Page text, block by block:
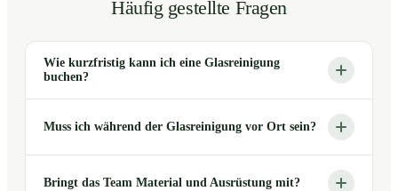
Häufig gestellte Fragen
Wie kurzfristig kann ich eine Glasreinigung
buchen?
Muss ich während der Glasreinigung vor Ort sein?
Bringt das Team Material und Ausrüstung mit?